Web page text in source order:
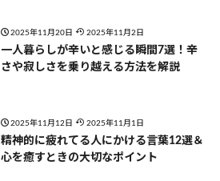
2025年11月20日 2025年11月2日
一人暮らしが辛いと感じる瞬間7選！辛
さや寂しさを乗り越える方法を解説
2025年11月12日 2025年11月1日
精神的に疲れてる人にかける言葉12選＆
心を癒すときの大切なポイント